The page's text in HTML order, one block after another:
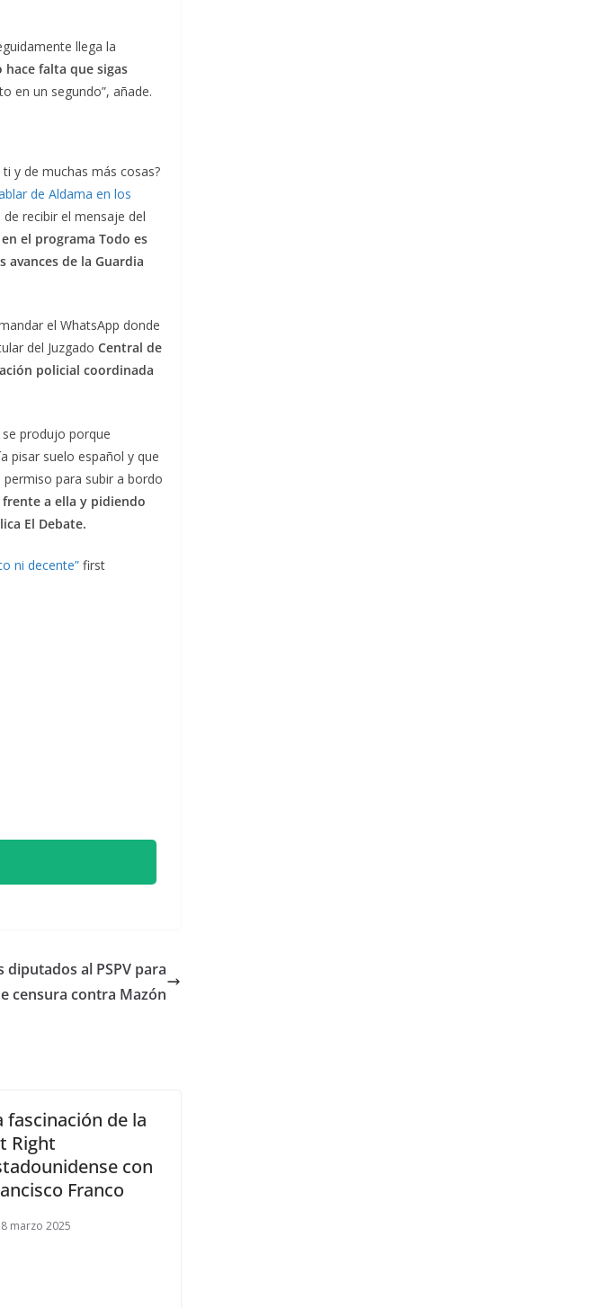
llega la
hace falta que sigas
en un segundo”, añade.
y de muchas más cosas?
de Aldama en los
recibir el mensaje del
el programa Todo es
de la Guardia
el WhatsApp donde
del Juzgado Central de
policial coordinada
se produjo porque
pisar suelo español y que
para subir a bordo
a ella y pidiendo
El Debate.
ni decente” first
al PSPV para
censura contra Mazón
fascinación de la
Right
con
Franco
marzo 2025